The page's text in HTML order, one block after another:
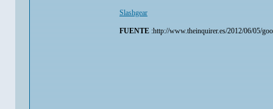
Slashgear
FUENTE:http://www.theinquirer.es/2012/06/05/